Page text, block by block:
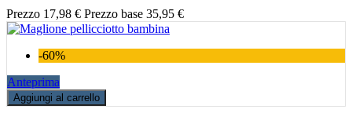
Prezzo 17,98 € Prezzo base 35,95 €
-60%
Anteprima
Aggiungi al carrello